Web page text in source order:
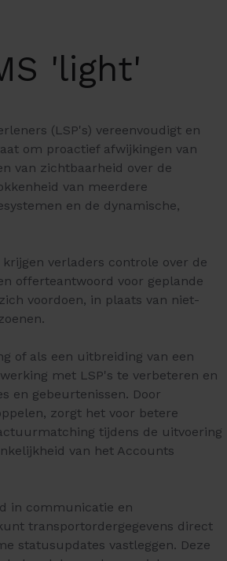
'light'
(LSP's) vereenvoudigt en
om proactief afwijkingen van
van zichtbaarheid over de
van meerdere
en de dynamische,
verladers controle over de
offerteantwoord voor geplande
voordoen, in plaats van niet-
of als een uitbreiding van een
met LSP's te verbeteren en
en gebeurtenissen. Door
zorgt het voor betere
tijdens de uitvoering
van het Accounts
in communicatie en
transportordergegevens direct
statusupdates vastleggen. Deze